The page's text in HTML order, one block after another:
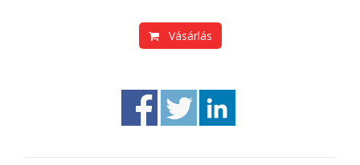
Vásárlás